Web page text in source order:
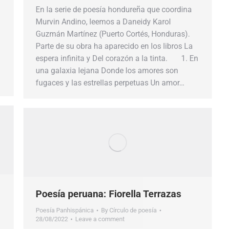
En la serie de poesía hondureña que coordina
Murvin Andino, leemos a Daneidy Karol
Guzmán Martínez (Puerto Cortés, Honduras).
Parte de su obra ha aparecido en los libros La
espera infinita y Del corazón a la tinta. 1. En
una galaxia lejana Donde los amores son
fugaces y las estrellas perpetuas Un amor…
Poesía peruana: Fiorella Terrazas
Poesía Panhispánica By Círculo de poesía
28/08/2022
Leave a comment